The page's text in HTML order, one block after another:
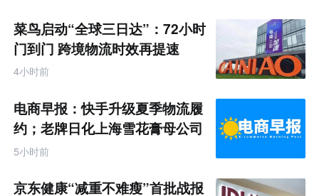
菜鸟启动“全球三日达”：72小时
门到门 跨境物流时效再提速
4小时前
电商早报：快手升级夏季物流履
约；老牌日化上海雪花膏母公司
破产
5小时前
京东健康“减重不难瘦”首批战报